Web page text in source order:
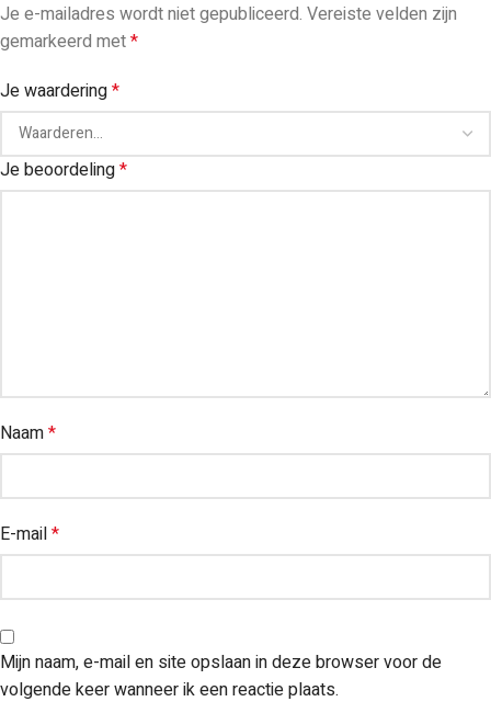
Je e-mailadres wordt niet gepubliceerd. Vereiste velden zijn
gemarkeerd met*
Je waardering*
Je beoordeling*
Naam*
E-mail*
Mijn naam, e-mail en site opslaan in deze browser voor de
volgende keer wanneer ik een reactie plaats.